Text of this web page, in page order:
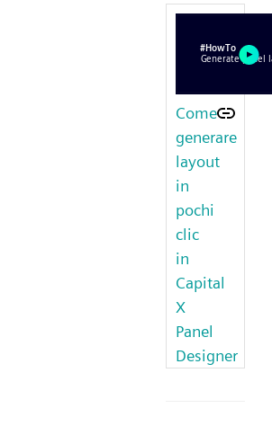
Come
generare
layout
in
pochi
clic
in
Capital
X
Panel
Designer